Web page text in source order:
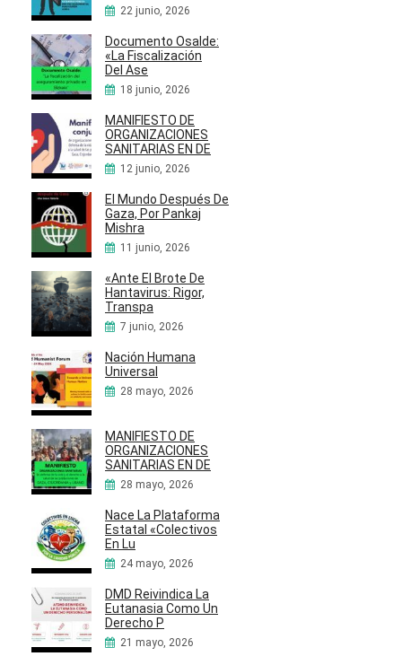
22 junio, 2026
Documento Osalde:
«La Fiscalización
Del Ase
18 junio, 2026
MANIFIESTO DE
ORGANIZACIONES
SANITARIAS EN DE
12 junio, 2026
El Mundo Después De
Gaza, Por Pankaj
Mishra
11 junio, 2026
«Ante El Brote De
Hantavirus: Rigor,
Transpa
7 junio, 2026
Nación Humana
Universal
28 mayo, 2026
MANIFIESTO DE
ORGANIZACIONES
SANITARIAS EN DE
28 mayo, 2026
Nace La Plataforma
Estatal «Colectivos
En Lu
24 mayo, 2026
DMD Reivindica La
Eutanasia Como Un
Derecho P
21 mayo, 2026